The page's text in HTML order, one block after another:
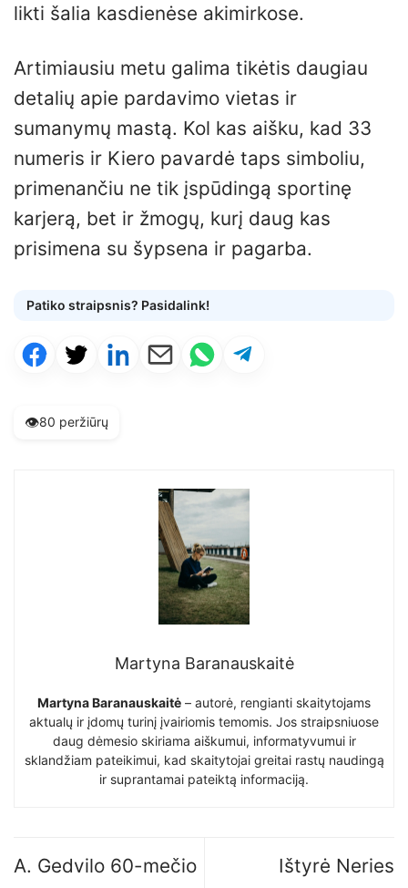
likti šalia kasdienėse akimirkose.
Artimiausiu metu galima tikėtis daugiau
detalių apie pardavimo vietas ir
sumanymų mastą. Kol kas aišku, kad 33
numeris ir Kiero pavardė taps simboliu,
primenančiu ne tik įspūdingą sportinę
karjerą, bet ir žmogų, kurį daug kas
prisimena su šypsena ir pagarba.
Patiko straipsnis? Pasidalink!
👁️80 peržiūrų
Martyna Baranauskaitė
Martyna Baranauskaitė – autorė, rengianti skaitytojams
aktualų ir įdomų turinį įvairiomis temomis. Jos straipsniuose
daug dėmesio skiriama aiškumui, informatyvumui ir
sklandžiam pateikimui, kad skaitytojai greitai rastų naudingą
ir suprantamai pateiktą informaciją.
A. Gedvilo 60-mečio
Ištyrė Neries